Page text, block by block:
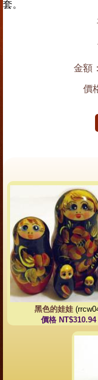
套。
金額：
價
黑色的娃娃
價格 NT$310.94